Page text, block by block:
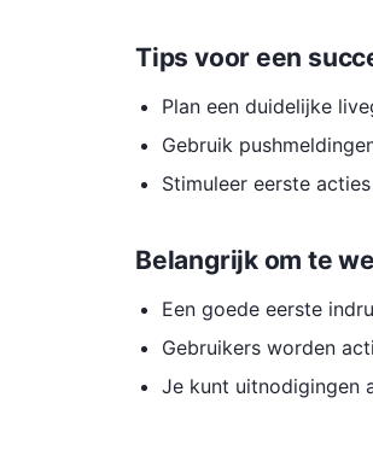
Tips voor een
Plan een duidelijke
Gebruik
Stimuleer eerste
Belangrijk om te
Een goede eerste
Gebruikers worden
Je kunt uitnodigingen